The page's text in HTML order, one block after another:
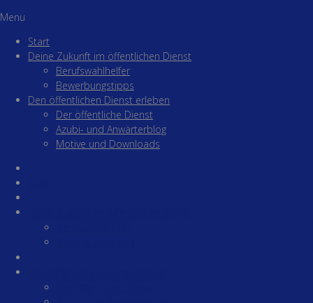
Menu
Start
Deine Zukunft im öffentlichen Dienst
Berufswahlhelfer
Bewerbungstipps
Den öffentlichen Dienst erleben
Der öffentliche Dienst
Azubi- und Anwärterblog
Motive und Downloads